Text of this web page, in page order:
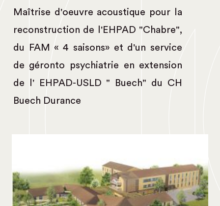
Maîtrise d'oeuvre acoustique pour la
reconstruction de l'EHPAD "Chabre",
du FAM « 4 saisons» et d'un service
de géronto psychiatrie en extension
de l' EHPAD-USLD " Buech" du CH
Buech Durance